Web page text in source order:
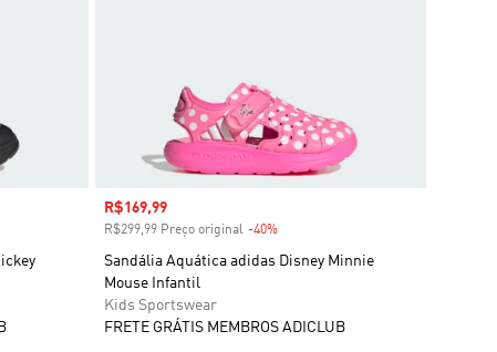
Preço com desconto
R$169,99
R$299,99 Preço original -40%Desconto
Sandália Aquática adidas Disney Minnie
Mouse Infantil
Kids Sportswear
FRETE GRÁTIS MEMBROS ADICLUB